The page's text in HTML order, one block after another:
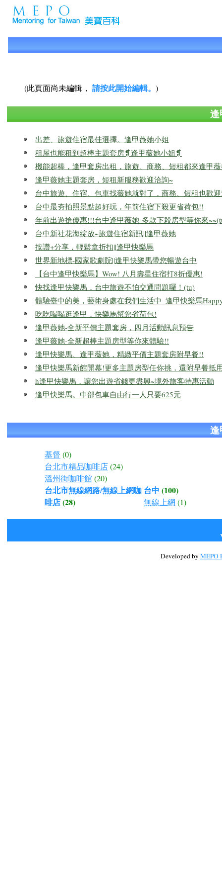
(此頁面尚未編輯， 請按此開始編輯。 )
逢
出差、旅遊住宿最佳選擇。逢甲薇她小姐
租屋也能租到超棒主題套房❡逢甲薇她小姐❡
機能超棒，逢甲套房出租，旅遊、商務、短租都來逢甲
逢甲薇她主題套房，短租新服務歡迎洽詢~
台中旅遊、住宿、包車找薇她就對了，商務、短租也歡
台中最夯拍照景點超好玩，年前住宿下殺更省荷包!!
年前出遊搶優惠!!!台中逢甲薇她-多款下殺房型等你來
台中新社花海綻放~旅遊住宿新訊||逢甲薇她
按讚+分享，輕鬆拿折扣||逢甲快樂馬
世界新地標-國家歌劇院||逢甲快樂馬帶您暢遊台中
【台中逢甲快樂馬】Wow! 八月壽星住宿打8折優惠!
快找逢甲快樂馬，台中旅遊不怕交通問題囉！(tu)
體驗臺中的美，藝術身處在我們生活中_逢甲快樂馬
吃吃喝喝逛逢甲，快樂馬幫您省荷包!
逢甲薇她-全新平價主題套房，四月活動訊息預告
逢甲薇她-全新超棒主題房型等你來體驗!!
逢甲快樂馬、逢甲薇她，精緻平價主題套房附早餐!!
逢甲快樂馬新館開幕!更多主題房型任你挑，還附早餐抵
h逢甲快樂馬，讓您出遊省錢更盡興~境外旅客特惠活動
逢甲快樂馬。中部包車自由行一人只要625元
逢
基督 (0)
台北市精品咖啡店(24)
溫州街咖啡館(20)
台北市無線網路/無線上網咖
啡店(28)
台中 (100)
無線上網 (1)
Developed by MEPO